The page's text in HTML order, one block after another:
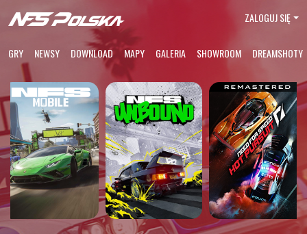
GRY NEWSY DOWNLOAD MAPY GALERIA SHOWROOM DREAMSHOTY
ZALOGUJ SIĘ